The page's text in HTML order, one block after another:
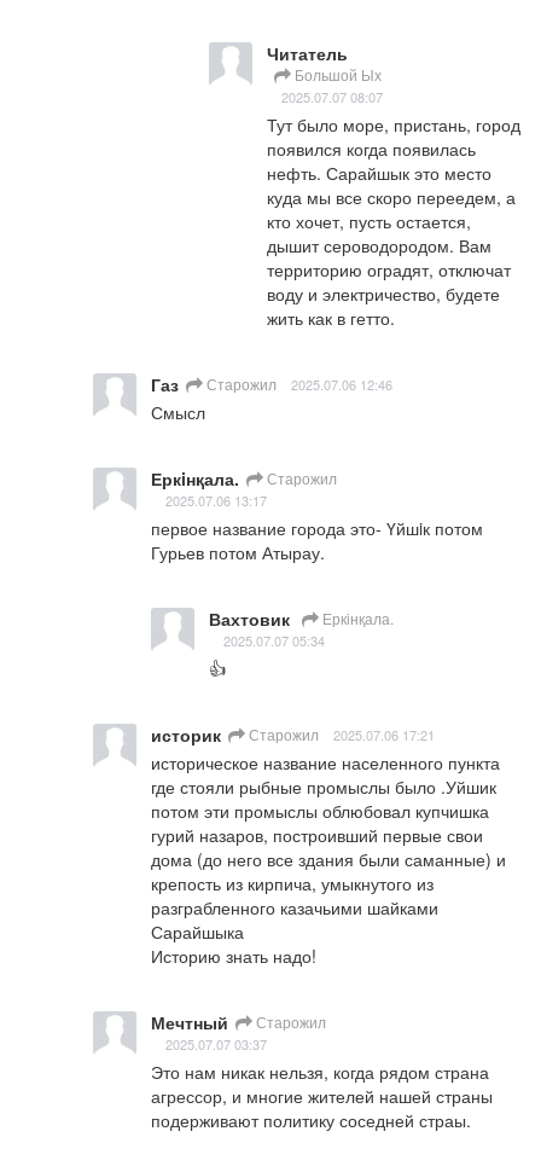
Читатель
Большой Ых
2025.07.07 08:07
Тут было море, пристань, город
появился когда появилась
нефть. Сарайшык это место
куда мы все скоро переедем, а
кто хочет, пусть остается,
дышит сероводородом. Вам
территорию оградят, отключат
воду и электричество, будете
жить как в гетто.
Газ Старожил 2025.07.06 12:46
Смысл
Еркiнқала. Старожил
2025.07.06 13:17
первое название города это- Үйшiк потом
Гурьев потом Атырау.
Вахтовик Еркiнқала.
2025.07.07 05:34
👍
историк Старожил 2025.07.06 17:21
историческое название населенного пункта
где стояли рыбные промыслы было .Уйшик
потом эти промыслы облюбовал купчишка
гурий назаров, построивший первые свои
дома (до него все здания были саманные) и
крепость из кирпича, умыкнутого из
разграбленного казачьими шайками
Сарайшыка
Историю знать надо!
Мечтный Старожил
2025.07.07 03:37
Это нам никак нельзя, когда рядом страна
агрессор, и многие жителей нашей страны
подерживают политику соседней страы.